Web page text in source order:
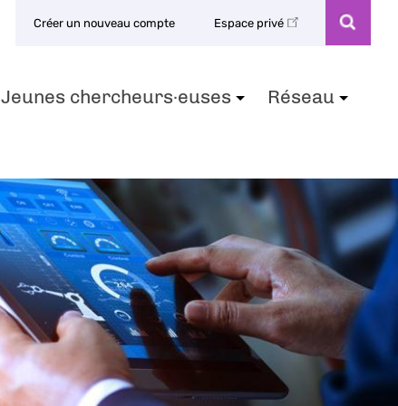
Créer un nouveau compte Espace privé
Jeunes chercheurs·euses Réseau